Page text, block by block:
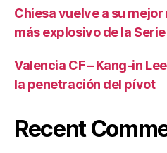
Chiesa vuelve a su
más explosivo de la Serie
Valencia CF – Kang-in
la penetración del pívot
Recent